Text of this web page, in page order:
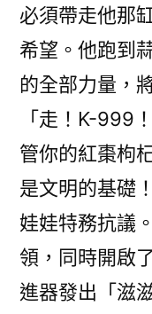
必須帶走他那
希望。他跑到
的全部力量，
「走！K-999
管你的紅棗枸
是文明的基礎
娃娃特務抗議
領，同時開啟
進器發出「滋